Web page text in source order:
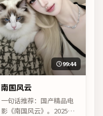
99:44
南国风云
一句话推荐：国产精品电
影《南国风云》。2025年